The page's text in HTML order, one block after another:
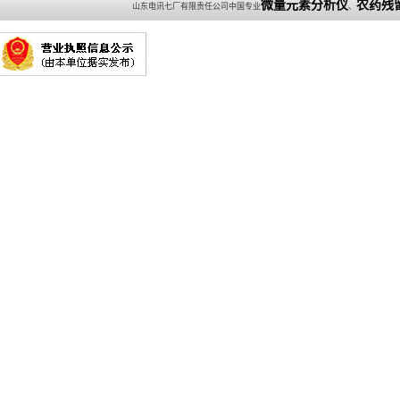
山东电讯七厂有限责任公司中国专业微量元素分析仪、 农药残